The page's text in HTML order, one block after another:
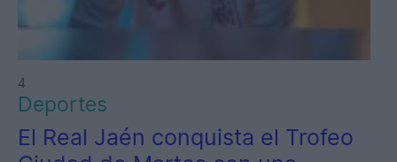
4
Deportes
El Real Jaén conquista el Trofeo